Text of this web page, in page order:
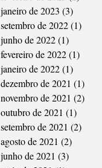
janeiro de 2023 (3)
setembro de 2022(1)
junho de 2022(1)
fevereiro de 2022(1)
janeiro de 2022(1)
dezembro de 2021 (1)
novembro de 2021 (2)
outubro de 2021 (1)
setembro de 2021 (2)
agosto de 2021 (2)
junho de 2021 (3)